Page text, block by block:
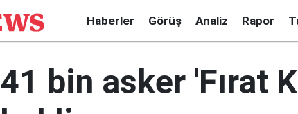
Haberler Görüş Analiz Rapor
41 bin asker 'Fırat